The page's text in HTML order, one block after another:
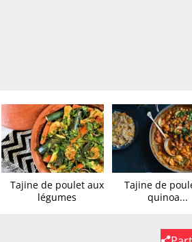
Tajine de poulet aux
légumes
Tajine de
quinoa...